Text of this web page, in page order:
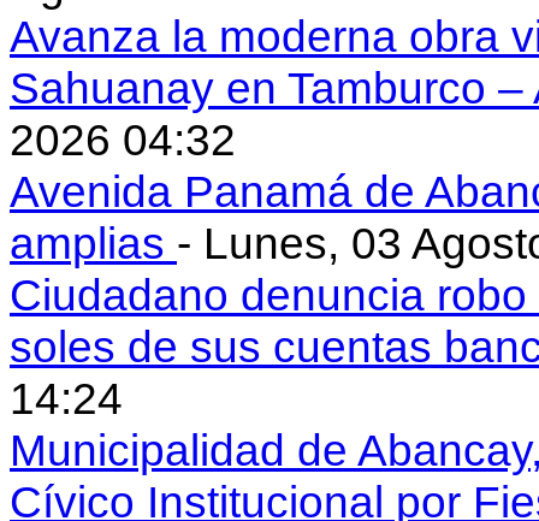
Avanza la moderna obra
Sahuanay en Tamburco
2026 04:32
Avenida Panamá de
amplias - Lunes, 03
Ciudadano denuncia
soles de sus cuentas
14:24
Municipalidad de
Cívico Institucional por